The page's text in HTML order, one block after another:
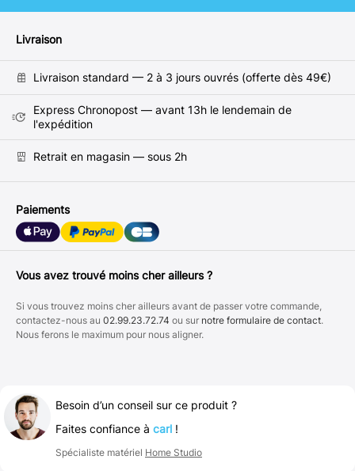
Livraison
Livraison standard — 2 à 3 jours ouvrés (offerte dès 49€)
Express Chronopost — avant 13h le lendemain de
l'expédition
Retrait en magasin — sous 2h
Paiements
Vous avez trouvé moins cher ailleurs ?
Si vous trouvez moins cher ailleurs avant de passer votre commande,
contactez-nous au 02.99.23.72.74 ou sur notre formulaire de contact.
Nous ferons le maximum pour nous aligner.
Besoin d’un conseil sur ce produit ?
Faites confiance à carl !
Spécialiste matériel Home Studio